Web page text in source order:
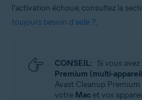
l’activation échoue, consultez la
toujours besoin d’aide ?.
CONSEIL: Si vous
Premium (multi-
Avast Cleanup
votre Mac et vos